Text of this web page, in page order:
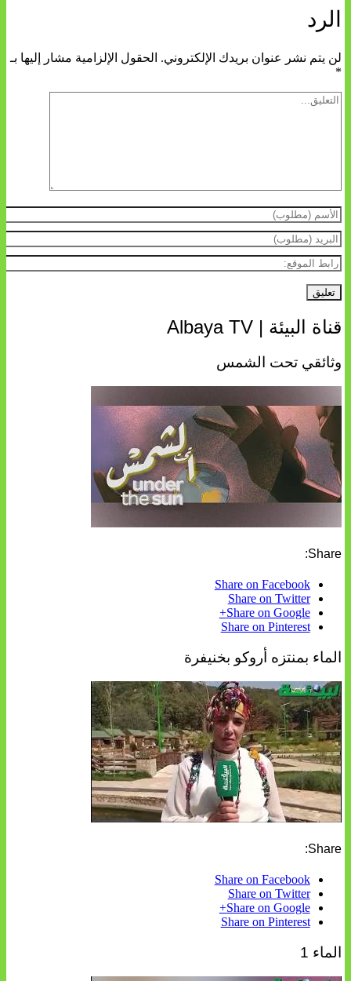
الرد
لن يتم نشر عنوان بريدك الإلكتروني. الحقول الإلزامية مشار إليها بـ
قناة البيئة | Albaya TV
وثائقي تحت الشمس
Share:
Share on Facebook
Share on Twitter
Share on Google+
Share on Pinterest
الماء بمنتزه أروكو بخنيفرة
Share:
Share on Facebook
Share on Twitter
Share on Google+
Share on Pinterest
الماء 1